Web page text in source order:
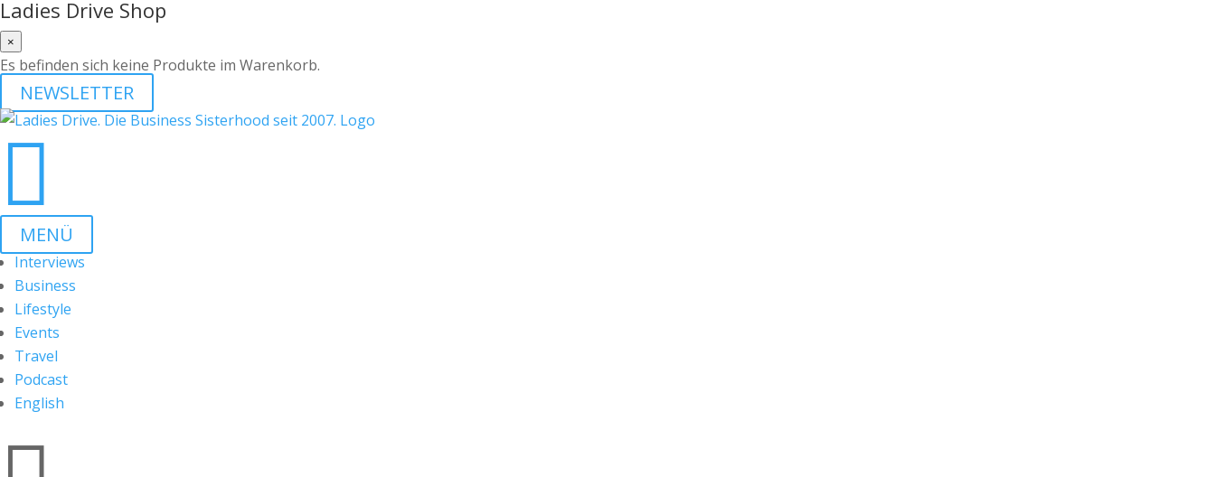
Ladies Drive Shop
×
Es befinden sich keine Produkte im Warenkorb.
NEWSLETTER

MENÜ
Interviews
Business
Lifestyle
Events
Travel
Podcast
English